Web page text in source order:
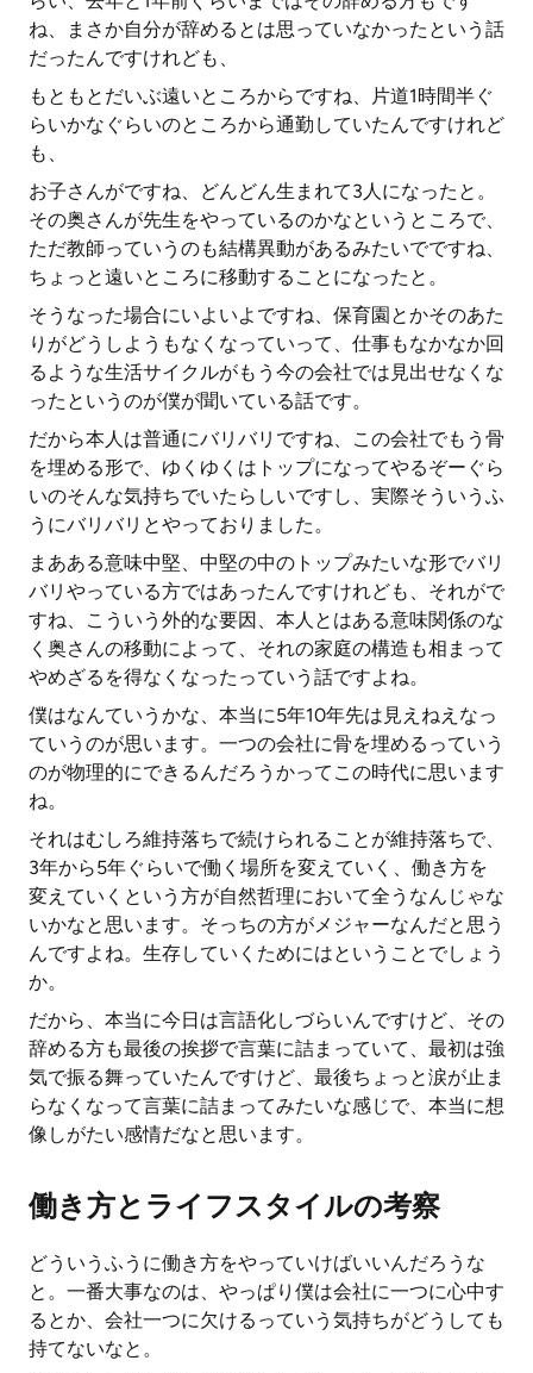
ね、まさか自分が辞めるとは思っていなかったという話
だったんですけれども、
もともとだいぶ遠いところからですね、片道1時間半ぐ
らいかなぐらいのところから通勤していたんですけれど
も、
お子さんがですね、どんどん生まれて3人になったと。
その奥さんが先生をやっているのかなというところで、
ただ教師っていうのも結構異動があるみたいでですね、
ちょっと遠いところに移動することになったと。
そうなった場合にいよいよですね、保育園とかそのあた
りがどうしようもなくなっていって、仕事もなかなか回
るような生活サイクルがもう今の会社では見出せなくな
ったというのが僕が聞いている話です。
だから本人は普通にバリバリですね、この会社でもう骨
を埋める形で、ゆくゆくはトップになってやるぞーぐら
いのそんな気持ちでいたらしいですし、実際そういうふ
うにバリバリとやっておりました。
まあある意味中堅、中堅の中のトップみたいな形でバリ
バリやっている方ではあったんですけれども、それがで
すね、こういう外的な要因、本人とはある意味関係のな
く奥さんの移動によって、それの家庭の構造も相まって
やめざるを得なくなったっていう話ですよね。
僕はなんていうかな、本当に5年10年先は見えねえなっ
ていうのが思います。一つの会社に骨を埋めるっていう
のが物理的にできるんだろうかってこの時代に思います
ね。
それはむしろ維持落ちで続けられることが維持落ちで、
3年から5年ぐらいで働く場所を変えていく、働き方を
変えていくという方が自然哲理において全うなんじゃな
いかなと思います。そっちの方がメジャーなんだと思う
んですよね。生存していくためにはということでしょう
か。
だから、本当に今日は言語化しづらいんですけど、その
辞める方も最後の挨拶で言葉に詰まっていて、最初は強
気で振る舞っていたんですけど、最後ちょっと涙が止ま
らなくなって言葉に詰まってみたいな感じで、本当に想
像しがたい感情だなと思います。
働き方とライフスタイルの考察
どういうふうに働き方をやっていけばいいんだろうな
と。一番大事なのは、やっぱり僕は会社に一つに心中す
るとか、会社一つに欠けるっていう気持ちがどうしても
持てないなと。